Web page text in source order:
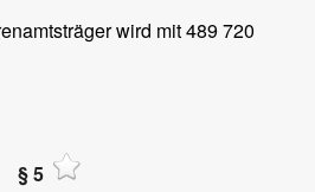
wird mit 489 720
§ 5